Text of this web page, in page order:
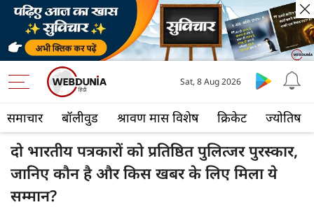
समाचार बॉलीवुड श्रावण मास विशेष क्रिकेट ज्योतिष
Sat, 8 Aug 2026
दो भारतीय पत्रकारों को प्रतिष्ठित पुलित्जर पुरस्कार,
जानिए कौन है और किस खबर के लिए मिला ये
सम्‍मान?